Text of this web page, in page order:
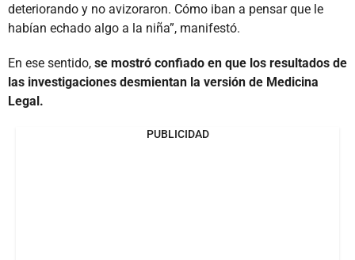
deteriorando y no avizoraron. Cómo iban a pensar que le
habían echado algo a la niña”, manifestó.
En ese sentido, se mostró confiado en que los resultados de
las investigaciones desmientan la versión de Medicina
Legal.
PUBLICIDAD